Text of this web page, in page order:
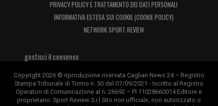
PRIVACY POLICY E TRATTAMENTO DEI DATI PERSONALI
INFORMATIVA ESTESA SUI COOKIE (COOKIE POLICY)
NETWORK SPORT REVIEW
gestisci il consenso
Copyright 2026 © riproduzione riservata Cagliari News 24 – Registro
Stampa Tribunale di Torino n. 50 del 07/09/2021 - Iscritto al Registro
Operatori di Comunicazione al n. 26692 – PI 11028660014 Editore e
proprietario: Sport Review S.r.l Sito non ufficiale, non autorizzato o